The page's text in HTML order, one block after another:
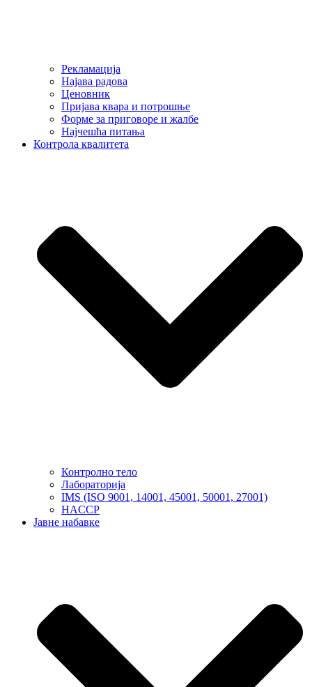
Рекламација
Најава радова
Ценовник
Пријава квара и потрошње
Форме за приговоре и жалбе
Најчешћа питања
Контрола квалитета
Контролно тело
Лабораторија
IMS (ISO 9001, 14001, 45001, 50001, 27001)
HACCP
Јавне набавке